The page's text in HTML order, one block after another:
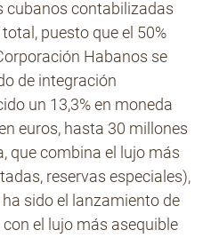
cubanos contabilizadas
puesto que el 50%
Habanos se
de integración
un 13,3% en moneda
euros, hasta 30 millones
que combina el lujo más
reservas especiales),
sido el lanzamiento de
con el lujo más asequible